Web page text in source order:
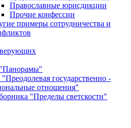
Православные юрисдикции
Прочие конфессии
примеры сотрудничества и
государственно -
отношения"
"Пределы светскости"